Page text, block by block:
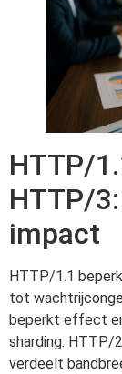
HTTP/
HTTP/
impact
HTTP/1.1
tot
beperkt effect
sharding. HTTP/
verdeelt